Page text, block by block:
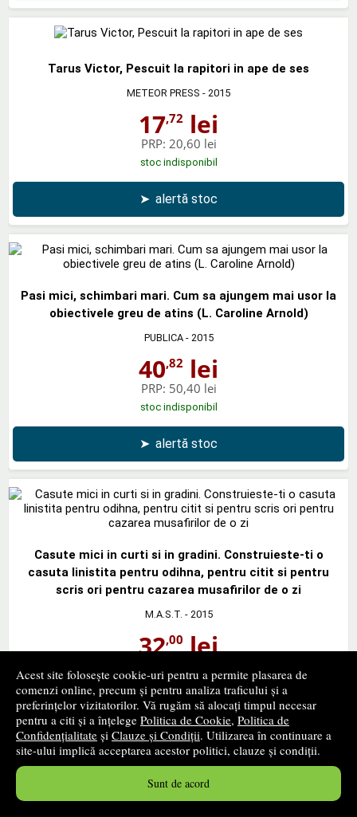
Acest site folosește cookie-uri pentru a permite plasarea de
comenzi online, precum și pentru analiza traficului și a
preferințelor vizitatorilor. Vă rugăm să alocați timpul necesar
pentru a citi și a înțelege Politica de Cookie, Politica de
Confidențialitate și Clauze și Condiții. Utilizarea în continuare a
site-ului implică acceptarea acestor politici, clauze și condiții.
Sunt de acord
Tarus Victor, Pescuit la rapitori in ape de ses
METEOR PRESS - 2015
17,72 lei
PRP: 20,60 lei
stoc indisponibil
➤ alertă stoc
Pasi mici, schimbari mari. Cum sa ajungem mai usor la
obiectivele greu de atins (L. Caroline Arnold)
PUBLICA- 2015
40,82 lei
PRP: 50,40 lei
stoc indisponibil
➤ alertă stoc
Casute mici in curti si in gradini. Construieste-ti o
casuta linistita pentru odihna, pentru citit si pentru
scris ori pentru cazarea musafirilor de o zi
M.A.S.T. - 2015
32,00lei
stoc indisponibil
➤ alertă stoc